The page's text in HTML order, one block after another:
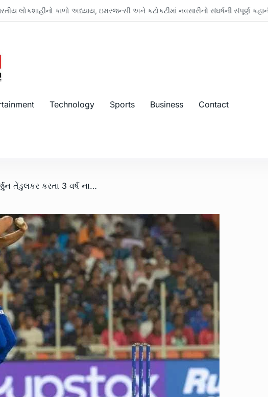
લોકશાહીનો કાળો અધ્યાય, ઇમરજન્સી અને કટોકટીમાં નવસારીનો સંઘર્ષની સંપૂર્ણ કહાની
Technology Sports Business Contact
/ IPL 2023: અર્જુન તેંડુલકર કરતા 3 વર્ષ નાના બોલરે 150ની સ્પીડથી બોલિંગ કરી, કેવી રીતે થયું?